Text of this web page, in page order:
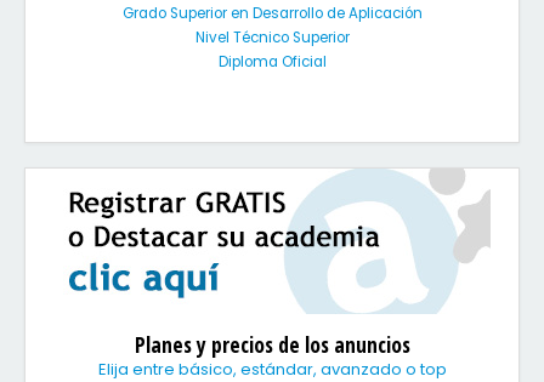
Grado Superior en Desarrollo de Aplicación
Nivel Técnico Superior
Diploma Oficial
Planes y precios de los anuncios
Elija entre básico, estándar, avanzado o top